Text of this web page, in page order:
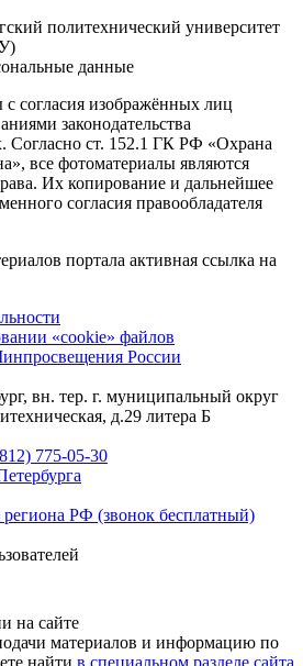
политехнический университет
данные
согласия изображённых лиц
законодательства
Согласно ст. 152.1 ГК РФ «Охрана
все фотоматериалы являются
Их копирование и дальнейшее
согласия правообладателя
портала активная ссылка на
«cookie» файлов
России
вн. тер. г. муниципальный округ
д.29 литера Б
775-05-30
региона РФ (звонок бесплатный)
на сайте
материалов и информацию по
найти в специальном разделе сайта